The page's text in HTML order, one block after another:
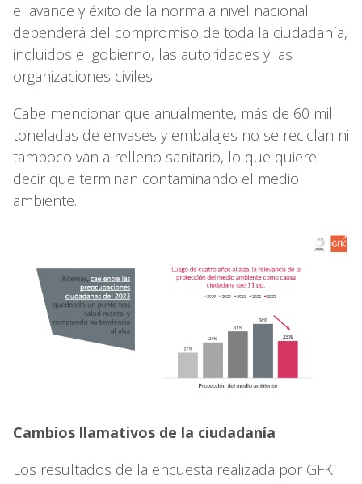
el avance y éxito de la norma a nivel nacional
dependerá del compromiso de toda la ciudadanía,
incluidos el gobierno, las autoridades y las
organizaciones civiles.
Cabe mencionar que anualmente, más de 60 mil
toneladas de envases y embalajes no se reciclan ni
tampoco van a relleno sanitario, lo que quiere
decir que terminan contaminando el medio
ambiente.
Cambios llamativos de la ciudadanía
Los resultados de la encuesta realizada por GFK